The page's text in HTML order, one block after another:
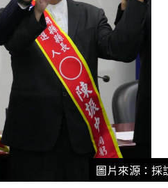
圖片來源：採